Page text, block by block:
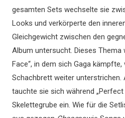
gesamten Sets wechselte sie
Looks und verkörperte den
Gleichgewicht zwischen den
Album untersucht. Dieses Thema
Face“, in dem sich Gaga
Schachbrett weiter unterstrichen.
tauchte sie sich während „Perfect
Skelettegrube ein. Wie für die